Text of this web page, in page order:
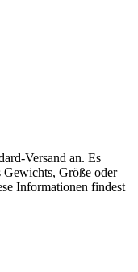
Versand an. Es
Größe oder
Informationen findest